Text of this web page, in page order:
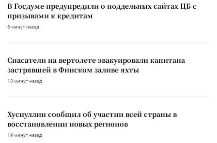
В Госдуме предупредили о поддельных сайтах ЦБ с
призывами к кредитам
8 минут назад
Спасатели на вертолете эвакуировали капитана
застрявшей в Финском заливе яхты
13 минут назад
Хуснуллин сообщил об участии всей страны в
восстановлении новых регионов
19 минут назад